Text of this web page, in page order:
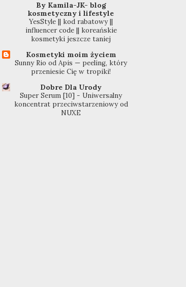
By Kamila-JK- blog
kosmetyczny i lifestyle
YesStyle || kod rabatowy ||
influencer code || koreańskie
kosmetyki jeszcze taniej
Kosmetyki moim życiem
Sunny Rio od Apis — peeling, który
przeniesie Cię w tropiki!
Dobre Dla Urody
Super Serum [10] - Uniwersalny
koncentrat przeciwstarzeniowy od
NUXE